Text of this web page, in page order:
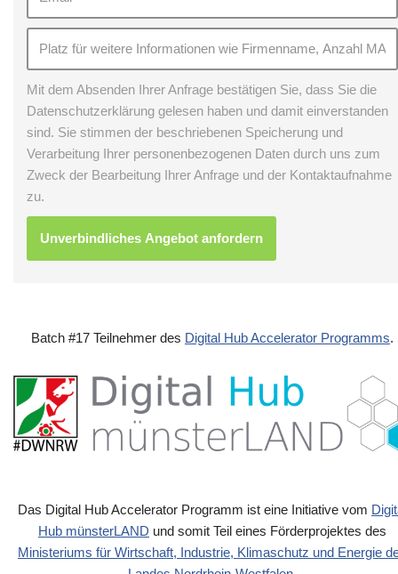
Mit dem Absenden Ihrer Anfrage bestätigen Sie, dass Sie die
Datenschutzerklärung gelesen haben und damit einverstanden
sind. Sie stimmen der beschriebenen Speicherung und
Verarbeitung Ihrer personenbezogenen Daten durch uns zum
Zweck der Bearbeitung Ihrer Anfrage und der Kontaktaufnahme
zu.
Batch #17 Teilnehmer des Digital Hub Accelerator Programms.
Das Digital Hub Accelerator Programm ist eine Initiative vom
Hub münsterLAND und somit Teil eines Förderprojektes des
Ministeriums für Wirtschaft, Industrie, Klimaschutz und Energie